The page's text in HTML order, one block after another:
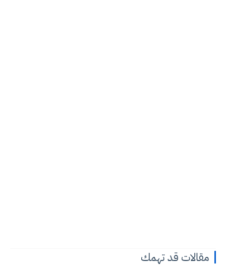
مقالات قد تهمك